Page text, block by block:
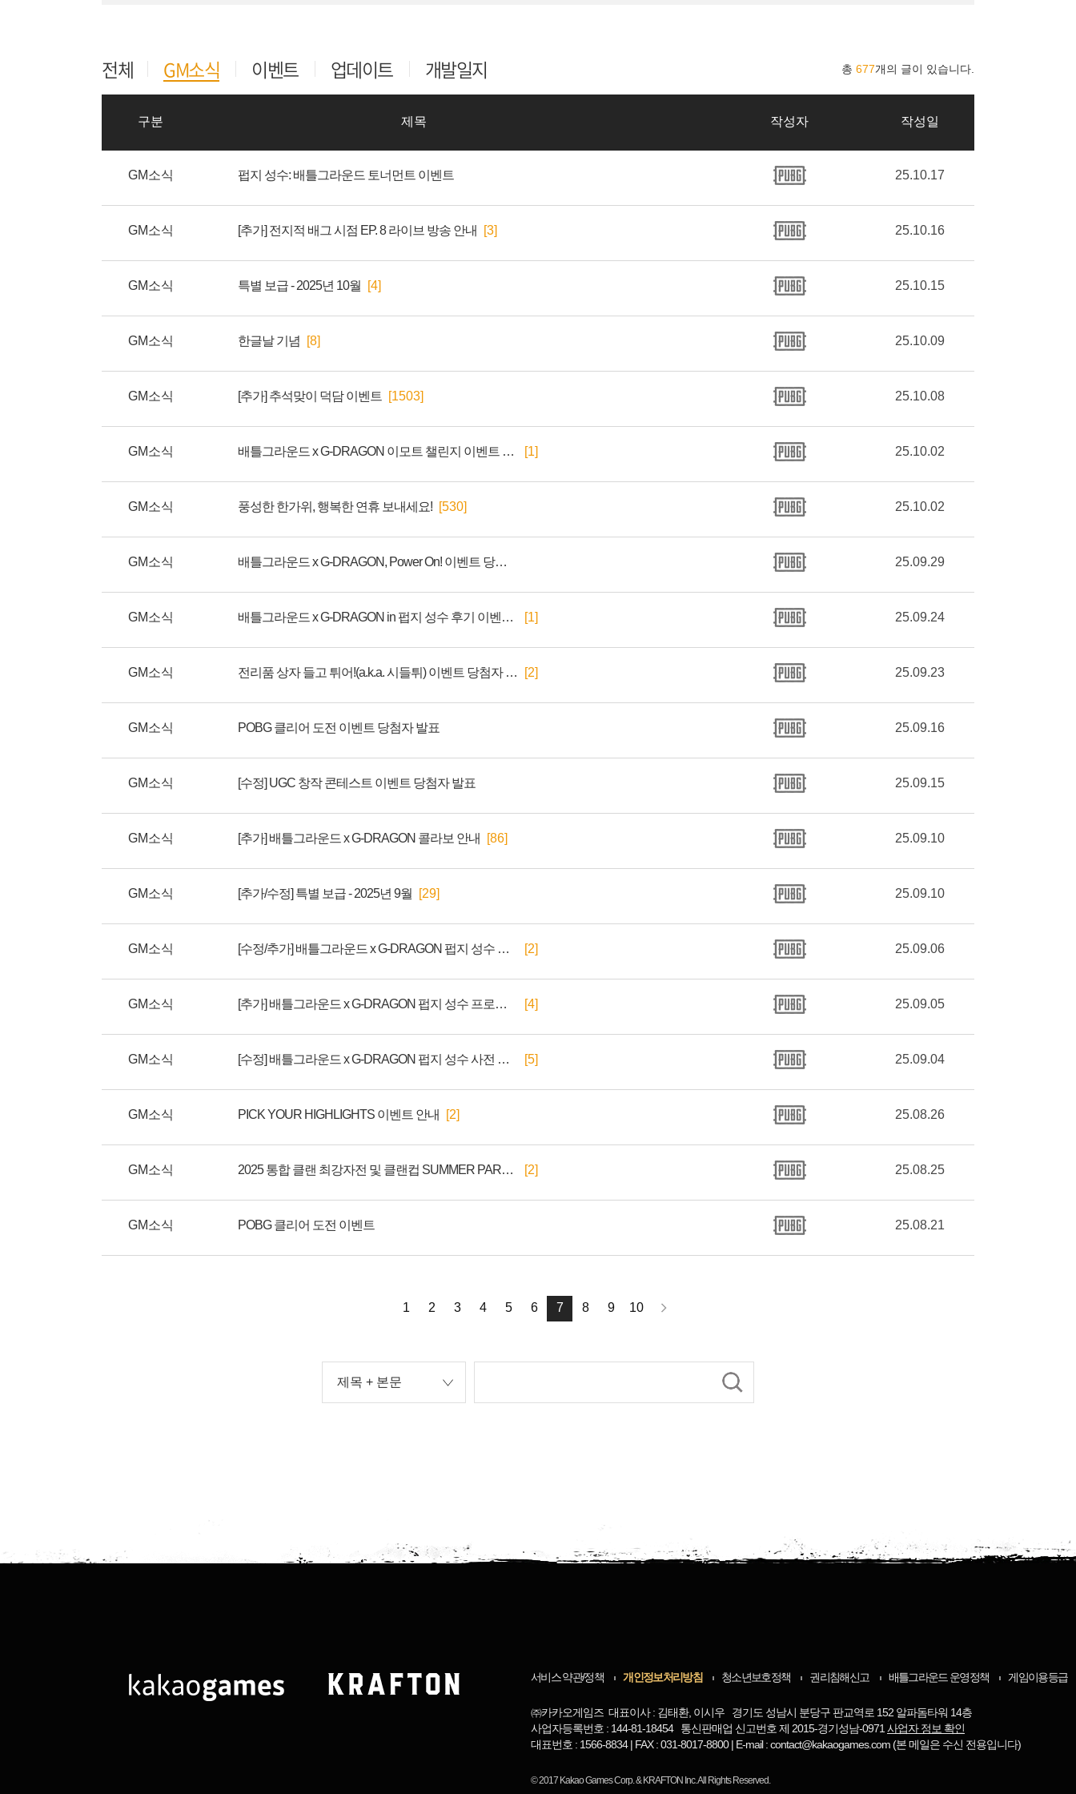
전체 GM소식 이벤트 업데이트 개발일지 총 677개의 글이 있습니다.
구분 제목 작성자 작성일
GM소식 펍지 성수: 배틀그라운드 토너먼트 이벤트 25.10.17
GM소식 [추가] 전지적 배그 시점 EP. 8 라이브 방송 안내 [3] 25.10.16
GM소식 특별 보급 - 2025년 10월 [4] 25.10.15
GM소식 한글날 기념 [8] 25.10.09
GM소식 [추가] 추석맞이 덕담 이벤트 [1503] 25.10.08
GM소식 배틀그라운드 x G-DRAGON 이모트 챌린지 이벤트 당첨자 발표 [1] 25.10.02
GM소식 풍성한 한가위, 행복한 연휴 보내세요! [530] 25.10.02
GM소식 배틀그라운드 x G-DRAGON, Power On! 이벤트 당첨자 발표 25.09.29
GM소식 배틀그라운드 x G-DRAGON in 펍지 성수 후기 이벤트 당첨자 발표 [1] 25.09.24
GM소식 전리품 상자 들고 튀어!(a.k.a. 시들튀) 이벤트 당첨자 발표 [2] 25.09.23
GM소식 POBG 클리어 도전 이벤트 당첨자 발표 25.09.16
GM소식 [수정] UGC 창작 콘테스트 이벤트 당첨자 발표 25.09.15
GM소식 [추가] 배틀그라운드 x G-DRAGON 콜라보 안내 [86] 25.09.10
GM소식 [추가/수정] 특별 보급 - 2025년 9월 [29] 25.09.10
GM소식 [수정/추가] 배틀그라운드 x G-DRAGON 펍지 성수 이벤트 안내 [2] 25.09.06
GM소식 [추가] 배틀그라운드 x G-DRAGON 펍지 성수 프로그램 안내 [4] 25.09.05
GM소식 [수정] 배틀그라운드 x G-DRAGON 펍지 성수 사전 예약 안내 [5] 25.09.04
GM소식 PICK YOUR HIGHLIGHTS 이벤트 안내 [2] 25.08.26
GM소식 2025 통합 클랜 최강자전 및 클랜컵 SUMMER PARTY 후기 [2] 25.08.25
GM소식 POBG 클리어 도전 이벤트 25.08.21
1 2 3 4 5 6 7 8 9 10
제목 + 본문
서비스 약관/정책 개인정보처리방침 청소년보호정책 권리침해신고 배틀그라운드 운영정책 게임이용등급
㈜카카오게임즈 대표이사 : 김태환, 이시우 경기도 성남시 분당구 판교역로 152 알파돔타워 14층
사업자등록번호 : 144-81-18454 통신판매업 신고번호 제 2015-경기성남-0971 사업자 정보 확인
대표번호 : 1566-8834 | FAX : 031-8017-8800 | E-mail : contact@kakaogames.com (본 메일은 수신 전용입니다)
© 2017 Kakao Games Corp.& KRAFTON Inc.All Rights Reserved.